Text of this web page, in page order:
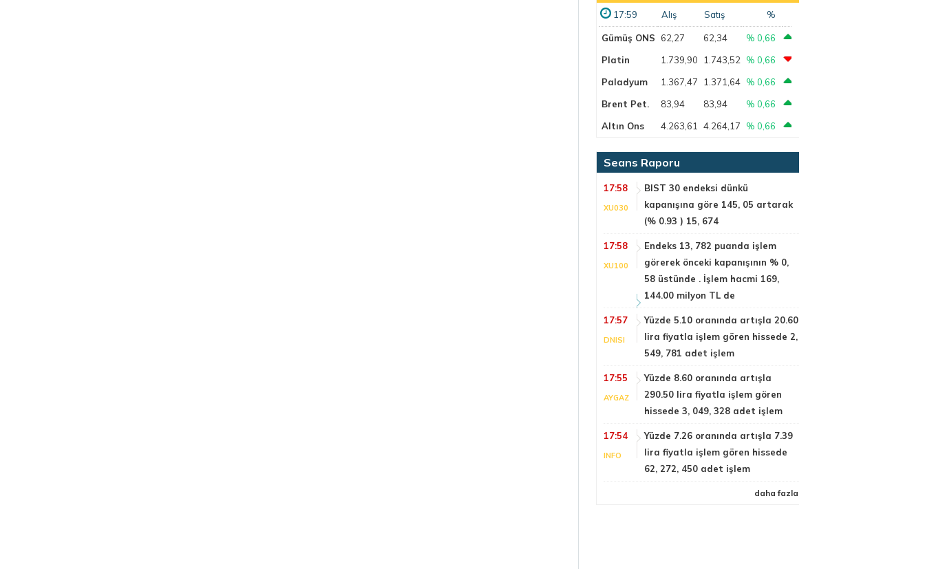
17:59 Alış Satış %
Gümüş ONS 62,27 62,34
% 0,66
Platin
1.739,90 1.743,52
% 0,66
Paladyum
1.367,47 1.371,64 % 0,66
Brent Pet.
83,94 83,94
% 0,66
Altın Ons
4.263,61 4.264,17 % 0,66
Seans Raporu
17:58
XU030
BIST 30 endeksi dünkü
kapanışına göre 145, 05 artarak
(% 0.93 ) 15, 674
17:58
XU100
Endeks 13, 782 puanda işlem
görerek önceki kapanışının % 0,
58 üstünde . İşlem hacmi 169,
144.00 milyon TL de
17:57
DNISI
Yüzde 5.10 oranında artışla 20.60
lira fiyatla işlem gören hissede 2,
549, 781 adet işlem
17:55
AYGAZ
Yüzde 8.60 oranında artışla
290.50 lira fiyatla işlem gören
hissede 3, 049, 328 adet işlem
17:54
INFO
Yüzde 7.26 oranında artışla 7.39
lira fiyatla işlem gören hissede
62, 272, 450 adet işlem
daha fazla